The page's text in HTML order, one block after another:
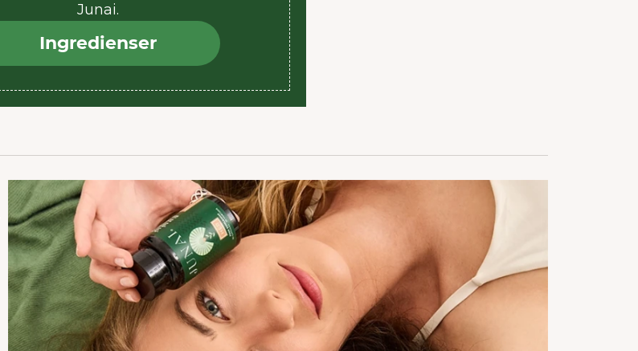
Junai.
Ingredienser